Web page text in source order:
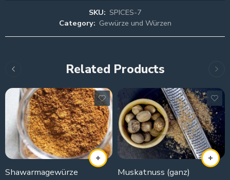
SKU: SPICES-7
Category: Gewürze und Würzen
Related Products
Shawarmagewürze Muskatnuss (ganz)